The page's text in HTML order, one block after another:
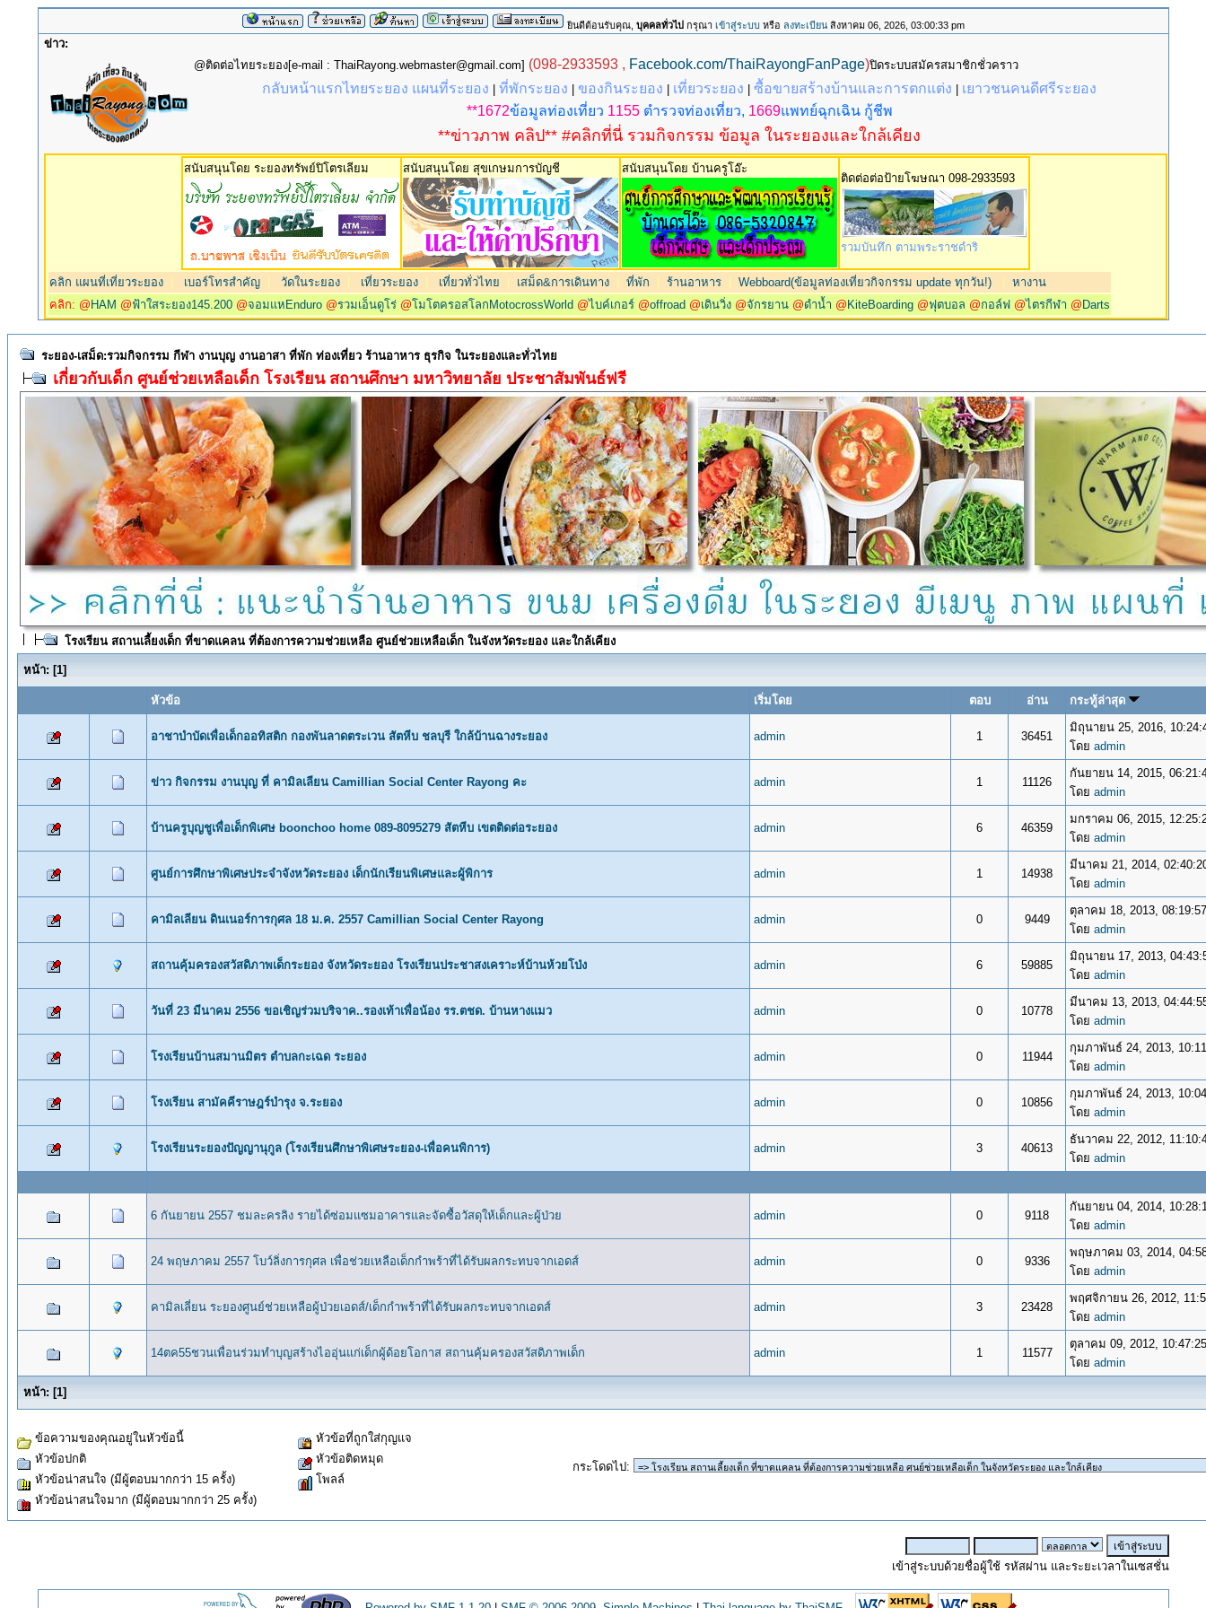
ยินดีต้อนรับคุณ, บุคคลทั่วไป กรุณา เข้าสู่ระบบ หรือ ลงทะเบียน สิงหาคม 06, 2026, 03:00:33 pm
ข่าว:
@ติดต่อไทยระยอง[e-mail : ThaiRayong.webmaster@gmail.com] (098-2933593 , Facebook.com/ThaiRayongFanPage)ปิดระบบสมัครสมาชิกชั่วคราว
กลับหน้าแรกไทยระยอง แผนที่ระยอง |ที่พักระยอง |ของกินระยอง เที่ยวระยอง |ซื้อขายสร้างบ้านและการตกแต่ง
เยาวชนคนดีศรีระยอง
**1672ข้อมูลท่องเที่ยว 1155ตำรวจท่องเที่ยว, 1669แพทย์ฉุกเฉิน กู้ชีพ
**ข่าวภาพ คลิป** #คลิกที่นี่ รวมกิจกรรม ข้อมูล ในระยองและใกล้เคียง
สนับสนุนโดย ระยองทรัพย์ปิโตรเลียม สนับสนุนโดย สุขเกษมการบัญชี สนับสนุนโดย บ้านครูโอ๊ะ
ติดต่อต่อป้ายโฆษณา 098-2933593
รวมบันทึก ตามพระราชดำริ
คลิก แผนที่เที่ยวระยอง เบอร์โทรสำคัญ วัดในระยอง เที่ยวระยอง เที่ยวทั่วไทย เสม็ด&การเดินทาง |ที่พัก |ร้านอาหาร |Webboard(ข้อมูลท่องเที่ยวกิจกรรม update ทุกวัน!) |หางาน
คลิก: @ HAM @ฟ้าใสระยอง145.200 @จอมแหEnduro @รวมเอ็นดูโร่ @โมโตครอสโลกMotocrossWorld @ไบค์เกอร์ @offroad @เดินวิ่ง @จักรยาน @ดำน้ำ @ KiteBoarding @ฟุตบอล @กอล์ฟ @ไตรกีฬา @ Darts
ระยอง-เสม็ด:รวมกิจกรรม กีฬา งานบุญ งานอาสา ที่พัก ท่องเที่ยว ร้านอาหาร ธุรกิจ ในระยองและทั่วไทย
เกี่ยวกับเด็ก ศูนย์ช่วยเหลือเด็ก โรงเรียน สถานศึกษา มหาวิทยาลัย ประชาสัมพันธ์ฟรี
โรงเรียน สถานเลี้ยงเด็ก ที่ขาดแคลน ที่ต้องการความช่วยเหลือ ศูนย์ช่วยเหลือเด็ก ในจังหวัดระยอง และใกล้เคียง
หน้า: [1]
หัวข้อ เริ่มโดย ตอบ อ่าน กระทู้ล่าสุด
อาชาบำบัดเพื่อเด็กออทิสติก กองพันลาดตระเวน สัตหีบ ชลบุรี ใกล้บ้านฉางระยอง admin 1 36451
มิถุนายน 25, 2016,
โดย admin
ข่าว กิจกรรม งานบุญ ที่ คามิลเลียน Camillian Social Center Rayong คะ admin 1 11126
กันยายน 14, 2015,
โดย admin
บ้านครูบุญชูเพื่อเด็กพิเศษ boonchoo home 089-8095279 สัตหีบ เขตติดต่อระยอง admin 6 46359
มกราคม 06, 2015,
โดย admin
ศูนย์การศึกษาพิเศษประจำจังหวัดระยอง เด็กนักเรียนพิเศษและผู้พิการ admin 1 14938
มีนาคม 21, 2014,
โดย admin
คามิลเลียน ดินเนอร์การกุศล 18 ม.ค. 2557 Camillian Social Center Rayong admin 0 9449
ตุลาคม 18, 2013,
โดย admin
สถานคุ้มครองสวัสดิภาพเด็กระยอง จังหวัดระยอง โรงเรียนประชาสงเคราะห์บ้านห้วยโป่ง admin 6 59885
มิถุนายน 17, 2013,
โดย admin
วันที่ 23 มีนาคม 2556 ขอเชิญร่วมบริจาค..รองเท้าเพื่อน้อง รร.ตชด. บ้านหางเเมว admin 0 10778
มีนาคม 13, 2013,
โดย admin
โรงเรียนบ้านสมานมิตร ตำบลกะเฉด ระยอง admin 0 11944
กุมภาพันธ์ 24, 2013,
โดย admin
โรงเรียน สามัคคีราษฎร์บำรุง จ.ระยอง admin 0 10856
กุมภาพันธ์ 24, 2013,
โดย admin
โรงเรียนระยองปัญญานุกูล (โรงเรียนศึกษาพิเศษระยอง-เพื่อคนพิการ) admin 3 40613
ธันวาคม 22, 2012,
โดย admin
6 กันยายน 2557 ชมละครลิง รายได้ซ่อมแซมอาคารและจัดซื้อวัสดุให้เด็กและผู้ป่วย admin 0 9118
กันยายน 04, 2014,
โดย admin
24 พฤษภาคม 2557 โบว์ลิ่งการกุศล เพื่อช่วยเหลือเด็กกำพร้าที่ได้รับผลกระทบจากเอดส์ admin 0 9336
พฤษภาคม 03, 2014,
โดย admin
คามิลเลี่ยน ระยองศูนย์ช่วยเหลือผู้ป่วยเอดส์/เด็กกำพร้าที่ได้รับผลกระทบจากเอดส์ admin 3 23428
พฤศจิกายน 26, 2012,
โดย admin
14ตค55ชวนเพื่อนร่วมทำบุญสร้างไออุ่นแก่เด็กผู้ด้อยโอกาส สถานคุ้มครองสวัสดิภาพเด็ก admin 1 11577
ตุลาคม 09, 2012,
โดย admin
หน้า: [1]
ข้อความของคุณอยู่ในหัวข้อนี้
หัวข้อปกติ
หัวข้อน่าสนใจ (มีผู้ตอบมากกว่า 15 ครั้ง)
หัวข้อน่าสนใจมาก (มีผู้ตอบมากกว่า 25 ครั้ง)
หัวข้อที่ถูกใส่กุญแจ
หัวข้อติดหมุด
โพลล์
กระโดดไป:
เข้าสู่ระบบด้วยชื่อผู้ใช้ รหัสผ่าน และระยะเวลาในเซสชั่น